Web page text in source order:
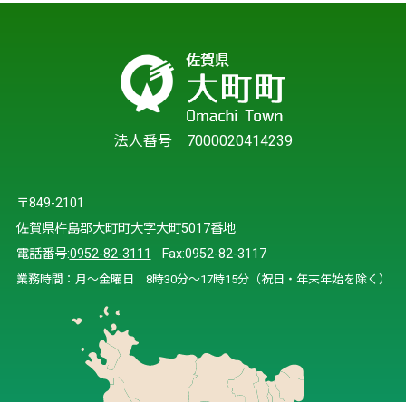
法人番号 7000020414239
〒849-2101
佐賀県杵島郡大町町大字大町5017番地
電話番号:0952-82-3111 Fax:0952-82-3117
業務時間：月～金曜日 8時30分～17時15分（祝日・年末年始を除く）